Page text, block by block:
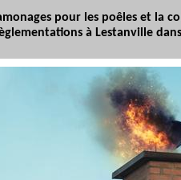
pour les poêles et la
à Lestanville